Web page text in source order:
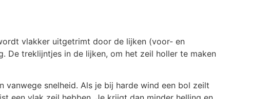
vlakker uitgetrimt door de lijken (voor- en
De treklijntjes in de lijken, om het zeil holler te maken
vanwege snelheid. Als je bij harde wind een bol zeilt